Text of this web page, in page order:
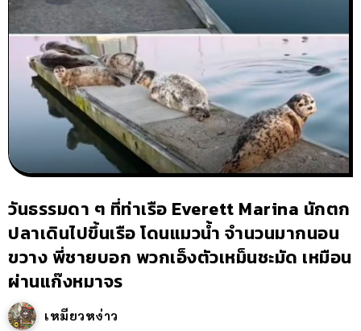
วันธรรมดา ๆ ที่ท่าเรือ Everett Marina นักตก
ปลาเดินไปขึ้นเรือ โดนแมวน้ำ จำนวนมากนอน
ขวาง พี่ชายบอก พวกเอ็งตัวเหม็นชะมัด เหมือน
ผ่านแก๊งหมาจร
เหมียวหง่าว